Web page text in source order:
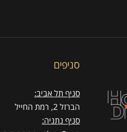
סניפים
סניף תל אביב:
הברזל 2, רמת החייל
סניף נתניה: